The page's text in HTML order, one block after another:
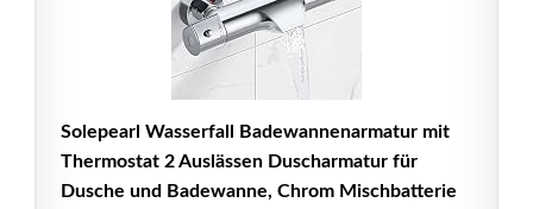
Solepearl Wasserfall Badewannenarmatur mit
Thermostat 2 Auslässen Duscharmatur für
Dusche und Badewanne, Chrom Mischbatterie